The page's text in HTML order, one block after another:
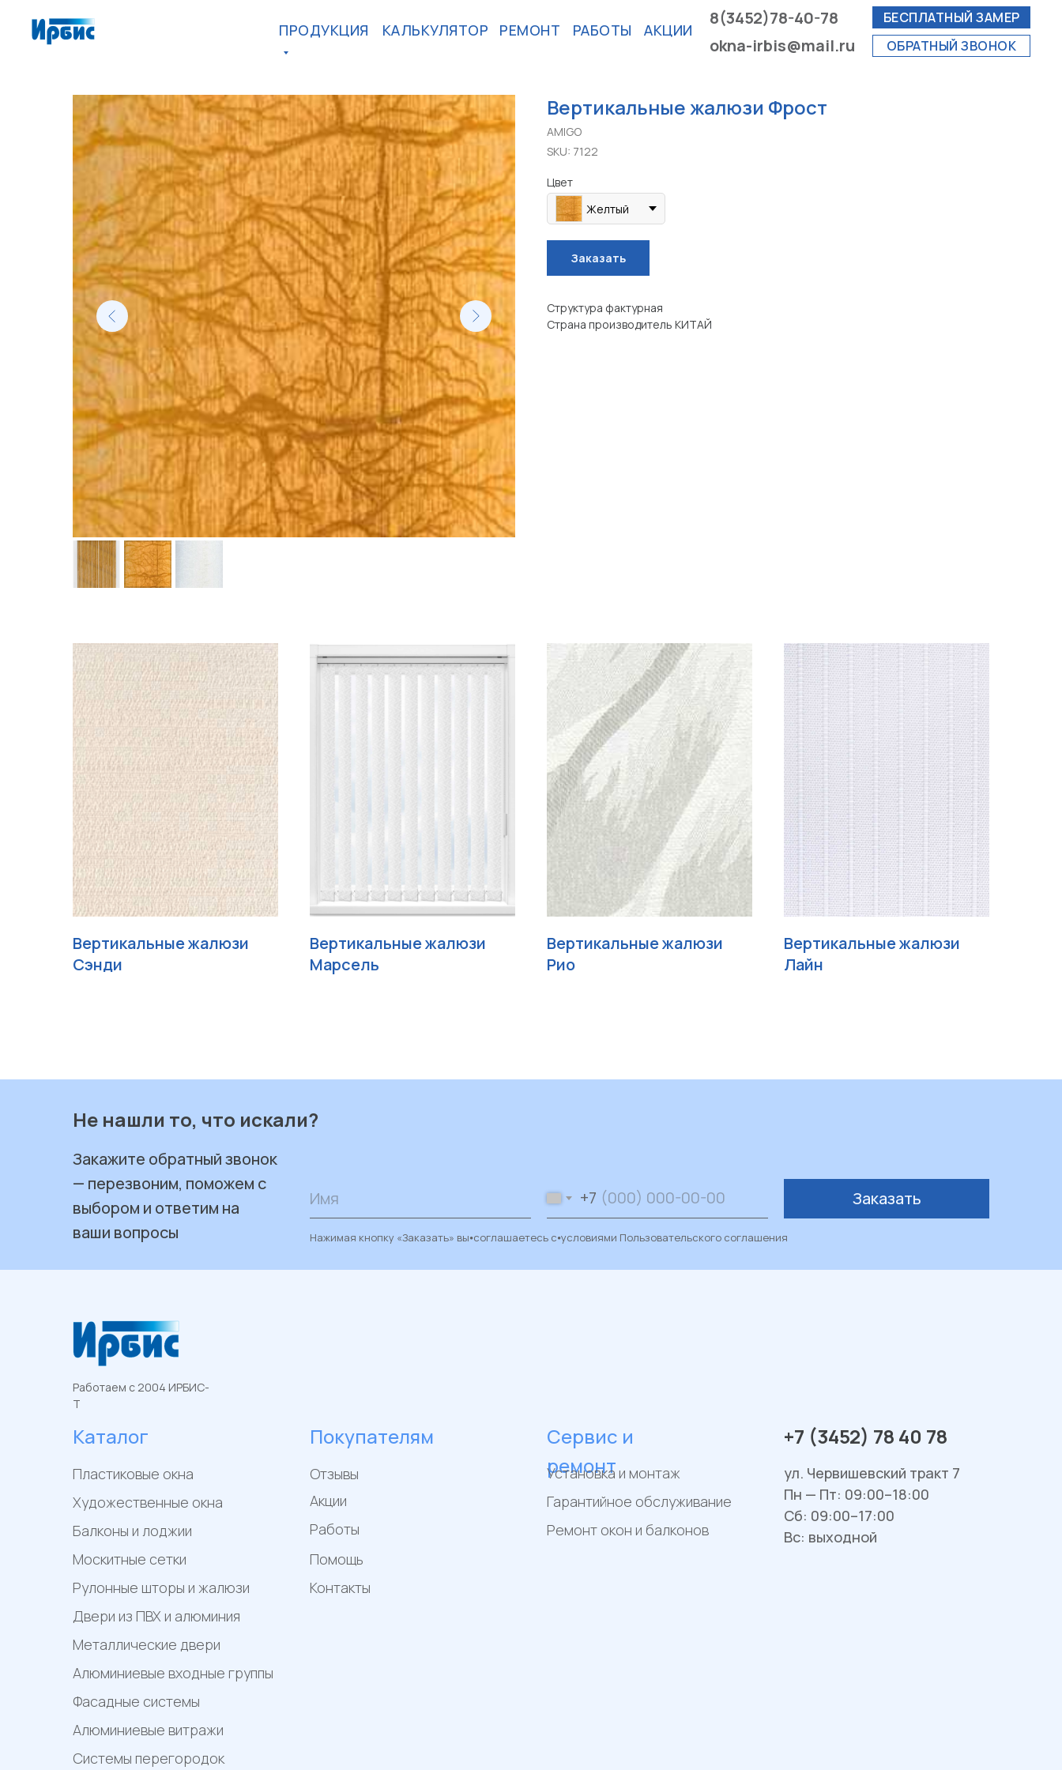
8(3452)78-40-78
okna-irbis@mail.ru
БЕСПЛАТНЫЙ ЗАМЕР
ОБРАТНЫЙ ЗВОНОК
ПРОДУКЦИЯ КАЛЬКУЛЯТОР АКЦИИ
РЕМОНТ РАБОТЫ
Вертикальные жалюзи Фрост
AMIGO
SKU: 7122
Цвет
Желтый
Заказать
Структура фактурная
Страна производитель КИТАЙ
Вертикальные жалюзи
Сэнди
Вертикальные жалюзи
Марсель
Вертикальные жалюзи
Рио
Вертикальные жалюзи
Лайн
Имя +7 Заказать
Нажимая кнопку «Заказать» вы⦁соглашаетесь с⦁условиями Пользовательского соглашения
Не нашли то, что искали?
Закажите обратный звонок
— перезвоним, поможем с
выбором и ответим на
ваши вопросы
Работаем с 2004 ИРБИС-
Т
Каталог Покупателям
Сервис и
ремонт
+7 (3452) 78 40 78
Пластиковые окна
Художественные окна
Балконы и лоджии
Металлические двери
Москитные сетки
Двери из ПВХ и алюминия
Рулонные шторы и жалюзи
Алюминиевые входные группы
Фасадные системы
Алюминиевые витражи
Системы перегородок
Отзывы
Акции
Работы
Помощь
Контакты
Установка и монтаж
Гарантийное обслуживание
Ремонт окон и балконов
ул. Червишевский тракт 7
Пн — Пт: 09:00–18:00
Сб: 09:00–17:00
Вс: выходной